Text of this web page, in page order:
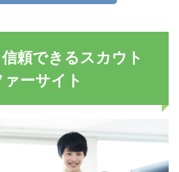
頼できるスカウト
ーサイト